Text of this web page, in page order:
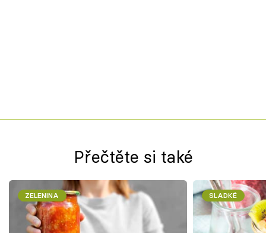
Přečtěte si také
ZELENINA SLADKÉ